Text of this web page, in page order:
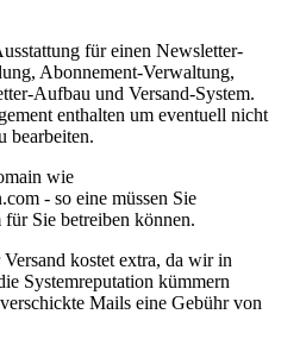
für einen Newsletter-
Abonnement-Verwaltung,
Aufbau und Versand-System.
enthalten um eventuell nicht
bearbeiten.
wie
- so eine müssen Sie
Sie betreiben können.
Versand kostet extra, da wir in
Systemreputation kümmern
Mails eine Gebühr von